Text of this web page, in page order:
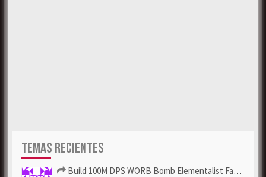
TEMAS RECIENTES
Build 100M DPS WORB Bomb Elementalist Fast - Grab POE Curren...